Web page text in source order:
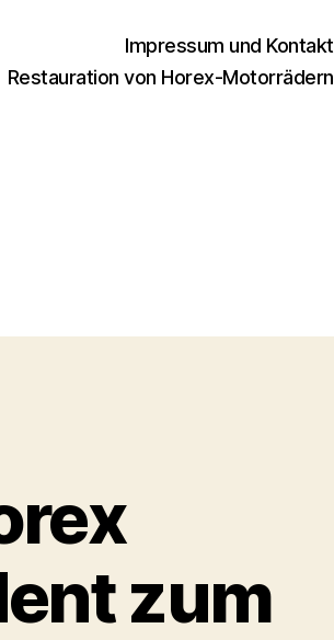
Impressum und Kontakt
Restauration von Horex-Motorrädern
zum